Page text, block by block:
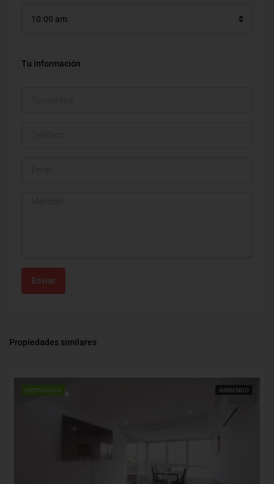
10:00 am
Tu información
Enviar
Propiedades similares
DESTACADO ARRIENDO